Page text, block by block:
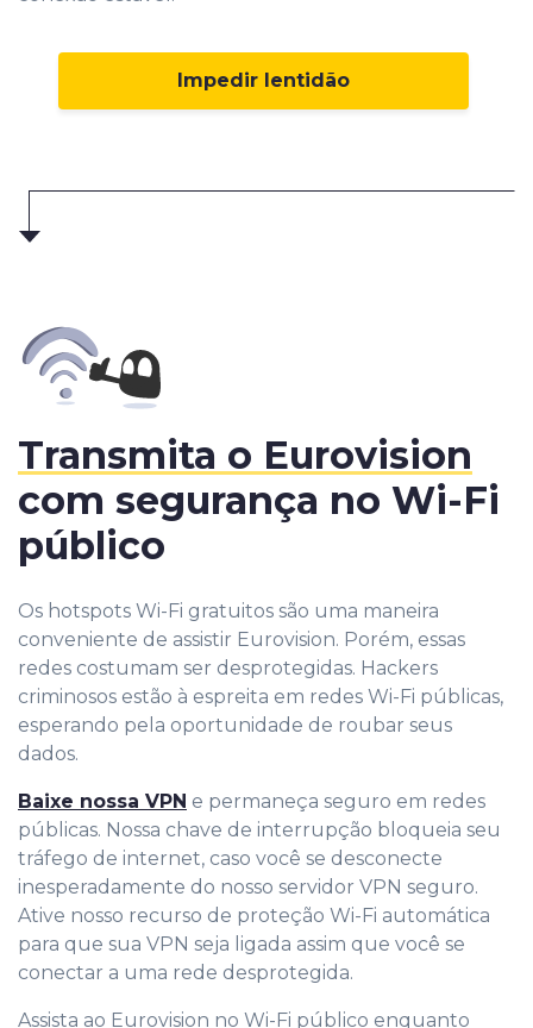
Impedir lentidão
Transmita o Eurovision
com segurança no Wi-Fi
público
Os hotspots Wi-Fi gratuitos são uma maneira
conveniente de assistir Eurovision. Porém, essas
redes costumam ser desprotegidas. Hackers
criminosos estão à espreita em redes Wi-Fi públicas,
esperando pela oportunidade de roubar seus
dados.
Baixe nossa VPN e permaneça seguro em redes
públicas. Nossa chave de interrupção bloqueia seu
tráfego de internet, caso você se desconecte
inesperadamente do nosso servidor VPN seguro.
Ative nosso recurso de proteção Wi-Fi automática
para que sua VPN seja ligada assim que você se
conectar a uma rede desprotegida.
Assista ao Eurovision no Wi-Fi público enquanto